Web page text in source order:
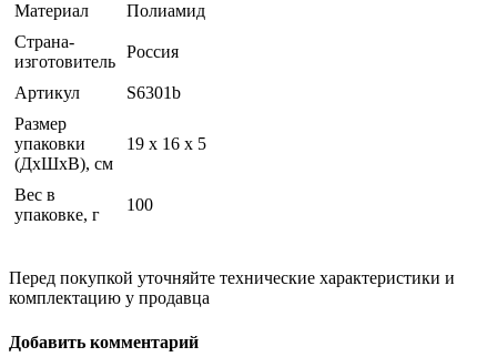
Материал
Полиамид
Страна-
изготовитель
Россия
Артикул
S6301b
Размер
упаковки
(ДхШхВ), см
19 x 16 x 5
Вес в
упаковке, г
100
Перед покупкой уточняйте технические характеристики и
комплектацию у продавца
Добавить комментарий